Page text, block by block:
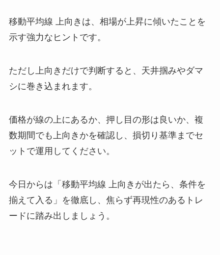
移動平均線 上向きは、相場が上昇に傾いたことを
示す強力なヒントです。
ただし上向きだけで判断すると、天井掴みやダマ
シに巻き込まれます。
価格が線の上にあるか、押し目の形は良いか、複
数期間でも上向きかを確認し、損切り基準までセ
ットで運用してください。
今日からは「移動平均線 上向きが出たら、条件を
揃えて入る」を徹底し、焦らず再現性のあるトレ
ードに踏み出しましょう。